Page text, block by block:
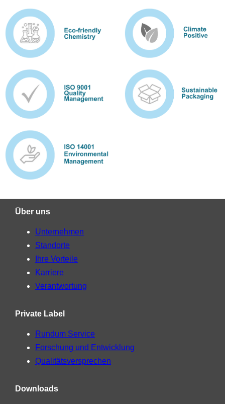
Über uns
Unternehmen
Standorte
Ihre Vorteile
Karriere
Verantwortung
Private Label
Rundum Service
Forschung und Entwicklung
Qualitätsversprechen
Downloads